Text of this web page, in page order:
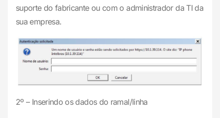
suporte do fabricante ou com o administrador da TI da
sua empresa.
2º – Inserindo os dados do ramal/linha